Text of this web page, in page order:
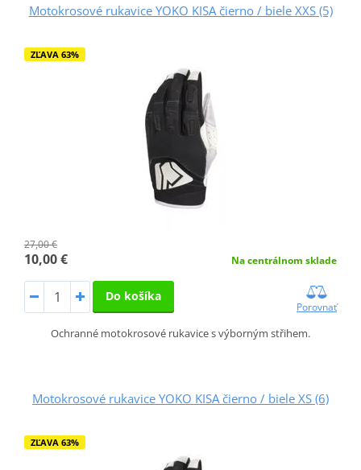
Motokrosové rukavice YOKO KISA čierno / biele XXS (5)
ZĽAVA 63%
27,00 €
10,00 € Na centrálnom sklade
Do košíka
Porovnať
Ochranné motokrosové rukavice s výborným střihem.
Motokrosové rukavice YOKO KISA čierno / biele XS (6)
ZĽAVA 63%